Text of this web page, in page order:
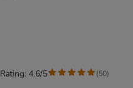
Rating: 4.6/5 (50)